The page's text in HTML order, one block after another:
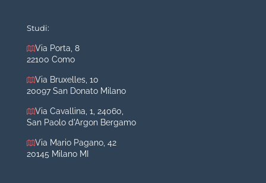
Rinoplastica
Medicina estetica Milano
Acido ialuronico viso
Aumento labbra
Filler
Studi:
Via Porta, 8
22100 Como
Via Bruxelles, 10
20097 San Donato Milano
Via Cavallina, 1, 24060,
San Paolo d'Argon Bergamo
Via Mario Pagano, 42
20145 Milano MI